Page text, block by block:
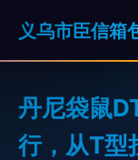
义乌市臣信箱
丹尼袋鼠
行，从T型